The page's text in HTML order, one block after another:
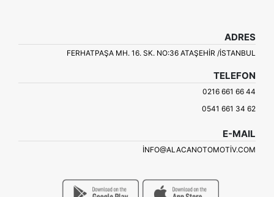
ADRES
FERHATPAŞA MH. 16. SK. NO:36 ATAŞEHIR /İSTANBUL
TELEFON
0216 661 66 44
0541 661 34 62
E-MAIL
INFO@ALACANOTOMOTIV.COM